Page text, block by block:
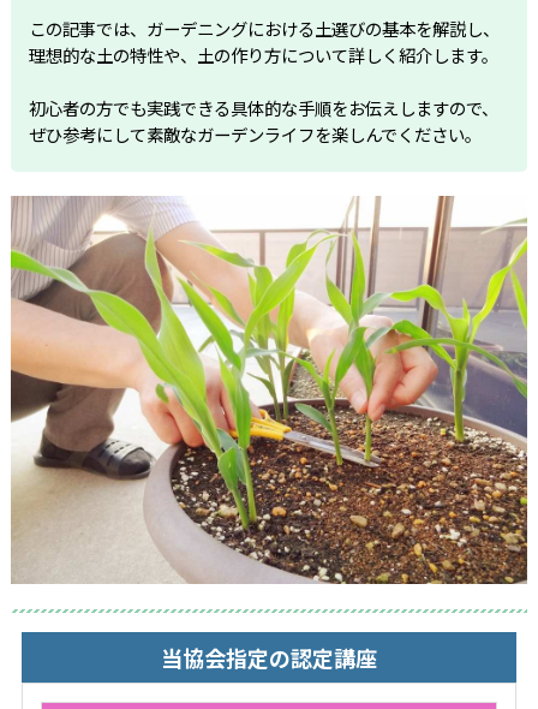
この記事では、ガーデニングにおける土選びの基本を解説し、
理想的な土の特性や、土の作り方について詳しく紹介します。
初心者の方でも実践できる具体的な手順をお伝えしますので、
ぜひ参考にして素敵なガーデンライフを楽しんでください。
当協会指定の認定講座